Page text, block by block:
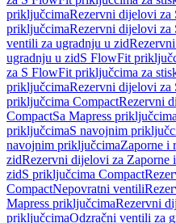
priključcimaRezervni dijelovi za
priključcimaRezervni dijelovi za
ventili za ugradnju u zid
ugradnju u zidS FlowFit
za S FlowFit priključcima za
priključcimaRezervni dijelovi za
priključcima CompactRezervni
CompactSa Mapress priključcima
priključcimaS navojnim
navojnim priključcimaZaporne i
zidRezervni dijelovi za Zaporne
zidS priključcima Compact
CompactNepovratni ventili
Mapress priključcimaRezervni
priključcimaOdzračni ventili za